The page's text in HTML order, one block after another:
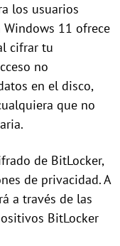
los usuarios
Windows 11 ofrece
cifrar tu
no
en el disco,
que no
de BitLocker,
de privacidad. A
a través de las
BitLocker